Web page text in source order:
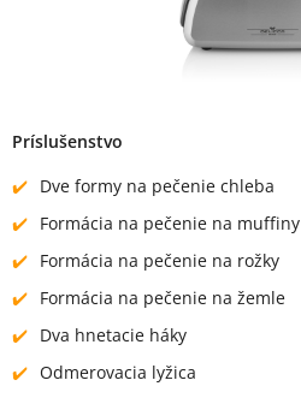
Príslušenstvo
Dve formy na pečenie chleba
Formácia na pečenie na muffiny
Formácia na pečenie na rožky
Formácia na pečenie na žemle
Dva hnetacie háky
Odmerovacia lyžica